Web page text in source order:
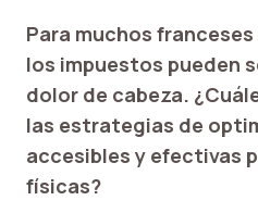
Para muchos franceses
los impuestos pueden
dolor de cabeza.
las estrategias de
accesibles y efectivas
físicas?